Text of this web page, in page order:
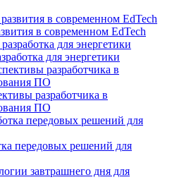
в современном EdTech
для энергетики
разработчика в
ПО
передовых решений для